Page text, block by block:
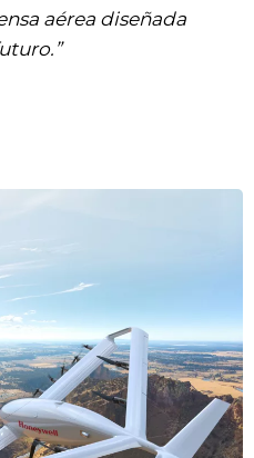
aérea diseñada